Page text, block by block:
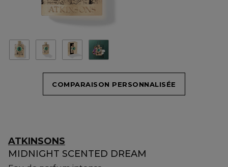
COMPARAISON PERSONNALISÉE
ATKINSONS
MIDNIGHT SCENTED DREAM